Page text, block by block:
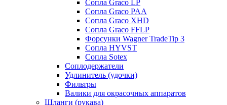
Сопла Graco LP
Сопла Graco PAA
Сопла Graco XHD
Сопла Graco FFLP
Форсунки Wagner TradeTip 3
Сопла HYVST
Сопла Sotex
Соплодержатели
Удлинитель (удочки)
Фильтры
Валики для окрасочных аппаратов
Шланги (рукава)